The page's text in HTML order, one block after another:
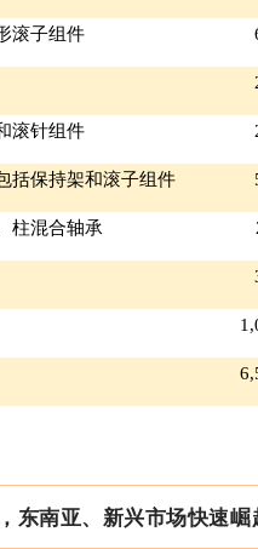
滚子组件
滚针组件
括保持架和滚子组件
柱混合轴承
东南亚、新兴市场快速崛